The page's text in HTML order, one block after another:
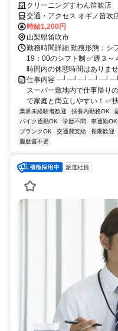
クリーニングすわん笛吹店
交通・アクセス オギノ笛吹
時給1,200円
山梨県笛吹市
勤務時間詳細 勤務形態：シ
19：00のシフト制 ✅週３～
時間内の休憩時間はありま
仕事内容
スーパー敷地内で仕事帰り
で家庭と両立しやすい！ ✅
業界未経験者歓迎 扶養内勤務OK
バイク通勤OK
学歴不問 車通勤OK
ブランクOK
交通費支給 長期歓迎
履歴書不要
派遣社員